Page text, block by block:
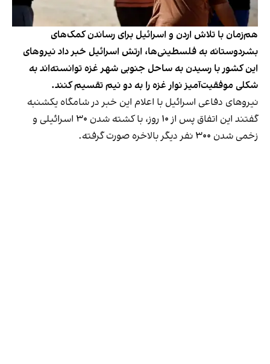
هم‌زمان با تلاش‌ اردن و اسرائیل برای رساندن کمک‌های
بشردوستانه به فلسطینی‌ها، ارتش اسرائیل خبر داد نیروهای
این کشور با رسیدن به ساحل جنوبی شهر غزه توانسته‌اند به
شکلی موفقیت‌آمیز نوار غزه را به دو نیم تقسیم کنند.
نیرو‌های دفاعی اسرائیل با اعلام این خبر در شامگاه یکشنبه
گفتند این اتفاق پس از ۱۰ روز، با کشته شدن ۳۰ اسرائیلی و
زخمی شدن ۳۰۰ نفر دیگر بالاخره صورت گرفته.